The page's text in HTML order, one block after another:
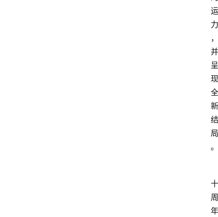
运
力
，
并
呈
现
全
新
结
局
。
十
周
年